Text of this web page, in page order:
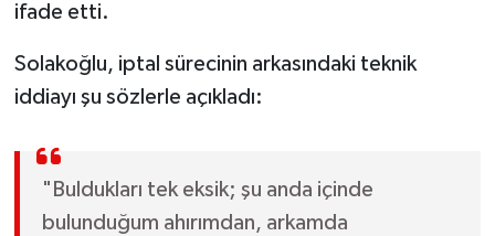
ifade etti.
Solakoğlu, iptal sürecinin arkasındaki teknik
iddiayı şu sözlerle açıkladı:
"Buldukları tek eksik; şu anda içinde
bulunduğum ahırımdan, arkamda
Sındırgı
SPOR
SÜRMANŞET